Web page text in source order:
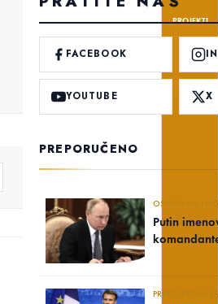
PROJEKTI
FACEBOOK
YOUTUBE X
PREPORUČENO
OSNOVAN I
Putin
PREDSJEDNIK